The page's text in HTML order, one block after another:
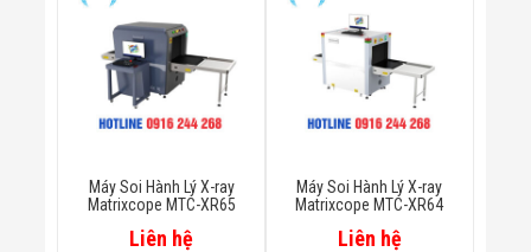
Dự Án Ngành
Giáo Dục -
Trường Học
Dự Án Ngành
Công An - Quân
Đội
Dự Án Khối Nhà
Máy Soi Hành Lý X-ray
Matrixcope MTC-XR65
Liên hệ
Máy Soi Hành Lý X-ray
Matrixcope MTC-XR64
Liên hệ